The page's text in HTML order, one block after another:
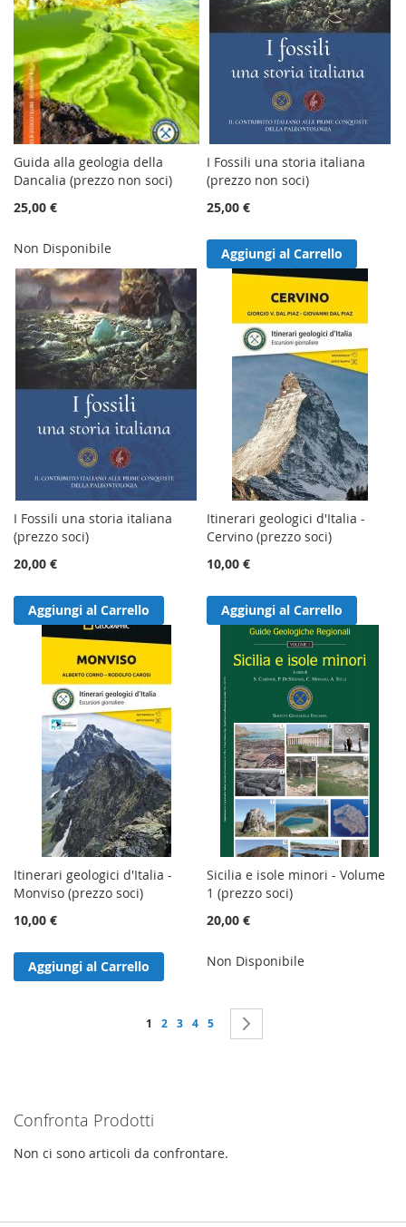
Guida alla geologia della
Dancalia (prezzo non soci)
25,00 €
Non Disponibile
I Fossili una storia italiana
(prezzo non soci)
25,00 €
Aggiungi al Carrello
I Fossili una storia italiana
(prezzo soci)
20,00 €
Aggiungi al Carrello
Itinerari geologici d'Italia -
Cervino (prezzo soci)
10,00 €
Aggiungi al Carrello
Itinerari geologici d'Italia -
Monviso (prezzo soci)
10,00 €
Aggiungi al Carrello
Sicilia e isole minori - Volume
1 (prezzo soci)
20,00 €
Non Disponibile
Pagina
Attualmente stai leggendo la pagina
1 Pagina
2 Pagina
3 Pagina
4 Pagina
5
Confronta Prodotti
Non ci sono articoli da confrontare.